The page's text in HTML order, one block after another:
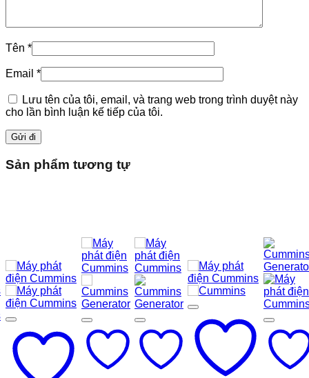
Tên *
Email *
Lưu tên của tôi, email, và trang web trong trình duyệt này
cho lần bình luận kế tiếp của tôi.
Sản phẩm tương tự